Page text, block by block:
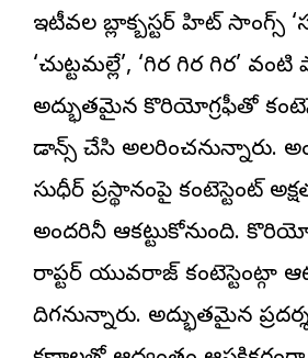
ఇటీవల బ్లాక్బస్టర్ హిట్ సాంగ్స్
‘చుట్టమల్లే’, ‘గిర గిర గిర’
అద్భుతమైన కొరియోగ్రఫీతో
డాన్స్ చేసి అలరించనున్నారు.
సుధీర్ ప్రస్థానంపై కంటెస్టెంట్
అందరినీ ఆకట్టుకోనుంది.
రాప్టర్ యువరాజ్ కంటెస్టెంట్గా
దిగనున్నారు. అద్భుతమైన